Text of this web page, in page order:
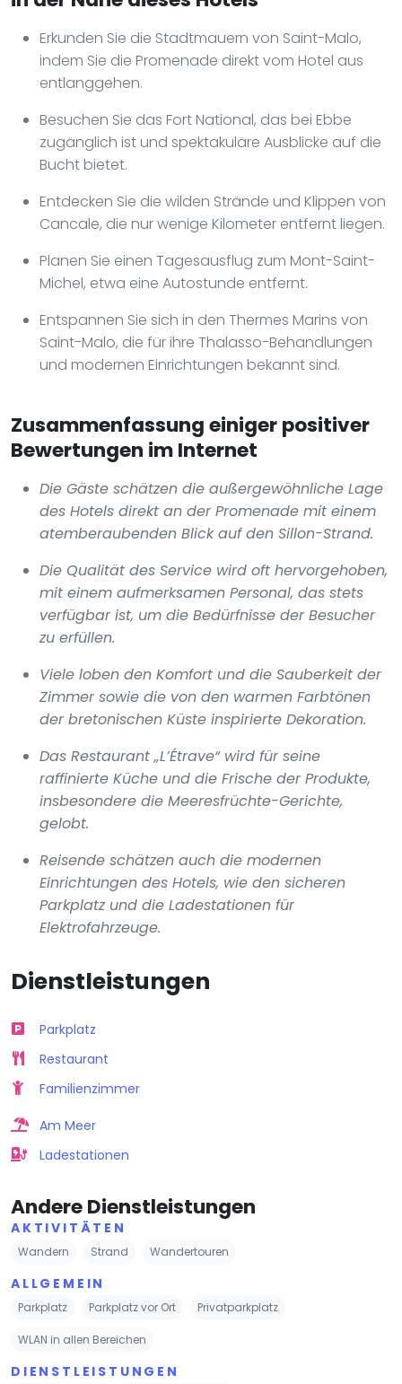
Erkunden Sie die Stadtmauern von Saint-Malo,
indem Sie die Promenade direkt vom Hotel aus
entlanggehen.
Besuchen Sie das Fort National, das bei Ebbe
zugänglich ist und spektakuläre Ausblicke auf die
Bucht bietet.
Entdecken Sie die wilden Strände und Klippen von
Cancale, die nur wenige Kilometer entfernt liegen.
Planen Sie einen Tagesausflug zum Mont-Saint-
Michel, etwa eine Autostunde entfernt.
Entspannen Sie sich in den Thermes Marins von
Saint-Malo, die für ihre Thalasso-Behandlungen
und modernen Einrichtungen bekannt sind.
Zusammenfassung einiger positiver
Bewertungen im Internet
Die Gäste schätzen die außergewöhnliche Lage
des Hotels direkt an der Promenade mit einem
atemberaubenden Blick auf den Sillon-Strand.
Die Qualität des Service wird oft hervorgehoben,
mit einem aufmerksamen Personal, das stets
verfügbar ist, um die Bedürfnisse der Besucher
zu erfüllen.
Viele loben den Komfort und die Sauberkeit der
Zimmer sowie die von den warmen Farbtönen
der bretonischen Küste inspirierte Dekoration.
Das Restaurant „L’Étrave“ wird für seine
raffinierte Küche und die Frische der Produkte,
insbesondere die Meeresfrüchte-Gerichte,
gelobt.
Reisende schätzen auch die modernen
Einrichtungen des Hotels, wie den sicheren
Parkplatz und die Ladestationen für
Elektrofahrzeuge.
Dienstleistungen
Parkplatz
Restaurant
Familienzimmer
Am Meer
Ladestationen
Andere Dienstleistungen
AKTIVITÄTEN
Wandern Strand Wandertouren
ALLGEMEIN
Parkplatz Parkplatz vor Ort Privatparkplatz
WLAN in allen Bereichen
DIENSTLEISTUNGEN